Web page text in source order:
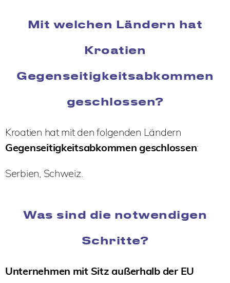
Mit welchen Ländern hat
Kroatien
Gegenseitigkeitsabkommen
geschlossen?
Kroatien hat mit den folgenden Ländern
Gegenseitigkeitsabkommen geschlossen:
Serbien, Schweiz.
Was sind die notwendigen
Schritte?
Unternehmen mit Sitz außerhalb der EU